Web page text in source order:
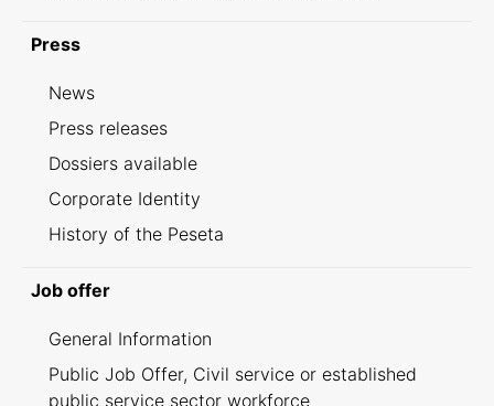
Press
News
Press releases
Dossiers available
Corporate Identity
History of the Peseta
Job offer
General Information
Public Job Offer, Civil service or established
public service sector workforce